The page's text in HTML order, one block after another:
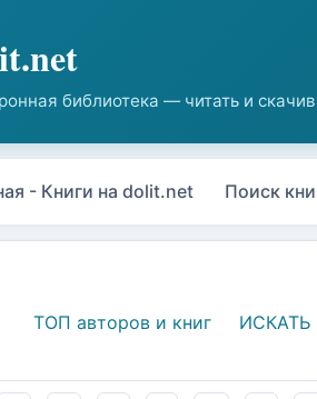
- Книги на dolit.net Поиск
ТОП авторов и книг ИСКАТЬ